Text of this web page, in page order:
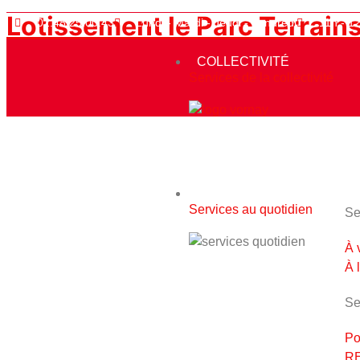
02.48.25.00.43 Lundi - Mardi - Jeudi - Vendredi 11h -
COLLECTIVITÉ
Services de la collectivité
Services au quotidien
À
À
Lotissement le Parc